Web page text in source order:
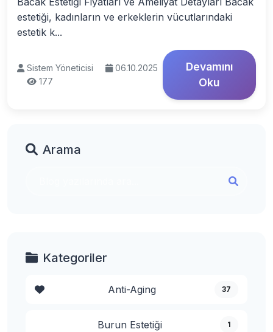
estetiği, kadınların ve erkeklerin vücutlarındaki
estetik k...
Sistem Yöneticisi
06.10.2025
177
Devamını
Oku
Arama
Kategoriler
Anti-Aging 37
Burun Estetiği 1